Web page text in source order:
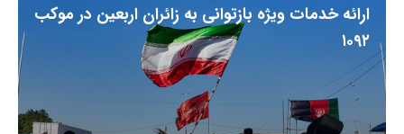
ارائه خدمات ویژه بازتوانی به زائران اربعین در موکب
۱۰۹۲